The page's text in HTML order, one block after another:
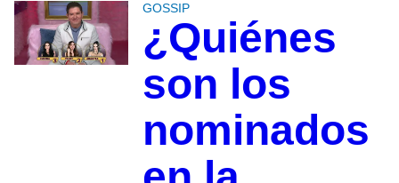
GOSSIP
¿Quiénes
son los
nominados